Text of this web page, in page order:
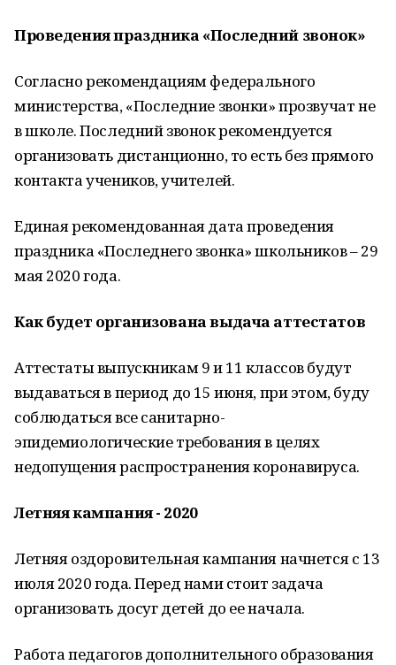
Проведения праздника «Последний звонок»
Согласно рекомендациям федерального
министерства, «Последние звонки» прозвучат не
в школе. Последний звонок рекомендуется
организовать дистанционно, то есть без прямого
контакта учеников, учителей.
Единая рекомендованная дата проведения
праздника «Последнего звонка» школьников – 29
мая 2020 года.
Как будет организована выдача аттестатов
Аттестаты выпускникам 9 и 11 классов будут
выдаваться в период до 15 июня, при этом, буду
соблюдаться все санитарно-
эпидемиологические требования в целях
недопущения распространения коронавируса.
Летняя кампания - 2020
Летняя оздоровительная кампания начнется с 13
июля 2020 года. Перед нами стоит задача
организовать досуг детей до ее начала.
Работа педагогов дополнительного образования